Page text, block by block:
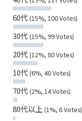
60代(15%, 100 Votes)
30代(15%, 99 Votes)
20代(12%, 80 Votes)
10代(6%, 40 Votes)
70代(2%, 14 Votes)
80代以上 (1%, 6 Votes)